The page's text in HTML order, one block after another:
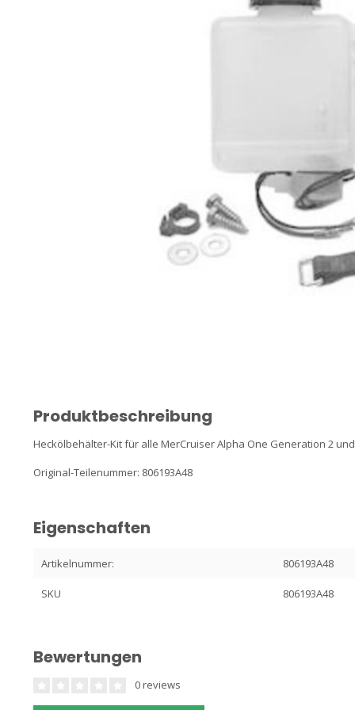
Produktbeschreibung
Heckölbehälter-Kit für alle MerCruiser Alpha One Generation 2
Original-Teilenummer: 806193A48
Eigenschaften
Artikelnummer: 806193A48
SKU 806193A48
Bewertungen
0 reviews